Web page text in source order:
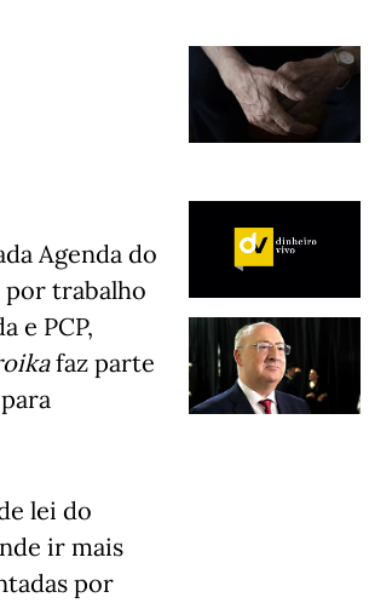
Agenda do
por trabalho
e PCP,
faz parte
lei do
ir mais
por